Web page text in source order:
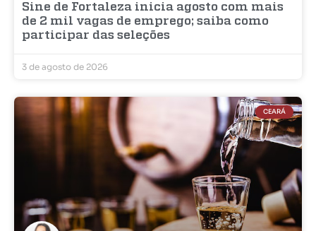
Sine de Fortaleza inicia agosto com mais
de 2 mil vagas de emprego; saiba como
participar das seleções
3 de agosto de 2026
CEARÁ